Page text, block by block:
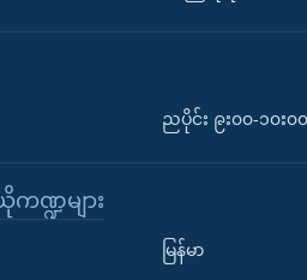
ညပိုင်း ၉း၀၀-၁၀း၀၀
ဏ္ဍများ
မြန်မာ